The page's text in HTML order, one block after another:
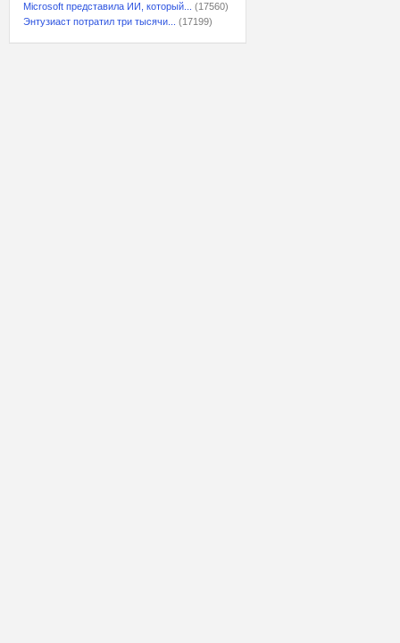
Microsoft представила ИИ, который...
(17560)
Энтузиаст потратил три тысячи...
(17199)